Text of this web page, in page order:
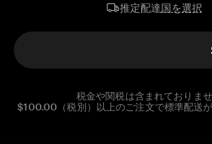
推定配達国を選択
税金や関税は含まれておりませ
$100.00（税別）以上のご注文で標準配送が